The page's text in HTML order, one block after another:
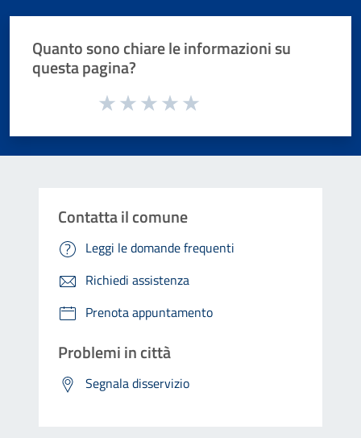
Quanto sono chiare le informazioni su
questa pagina?
Valuta da 1 a 5 stelle la pagina
Contatta il comune
Leggi le domande frequenti
Richiedi assistenza
Prenota appuntamento
Problemi in città
Segnala disservizio